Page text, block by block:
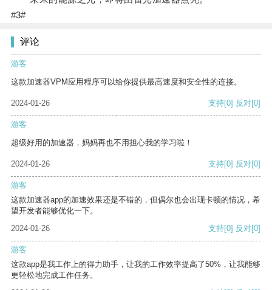
#3#
评论
游客
这款加速器VPM应用程序可以给你提供最高速度和安全性的连接。
2024-01-26 支持[0] 反对[0]
游客
超级好用的加速器，妈妈再也不用担心我的学习啦！
2024-01-26 支持[0] 反对[0]
游客
这款加速器app的加速效果还是不错的，但偶尔也会出现卡顿的情况，希
望开发者能够优化一下。
2024-01-26
支持[0] 反对[0]
游客
这款app是我工作上的得力助手，让我的工作效率提高了50%，让我能够
更轻松地完成工作任务。